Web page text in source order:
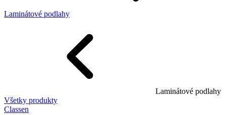
Laminátové podlahy
Laminátové podlahy
Všetky produkty
Classen